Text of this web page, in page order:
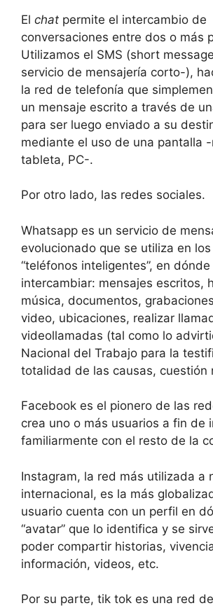
El chat permite el intercambio de
conversaciones entre dos o más
Utilizamos el SMS (short
servicio de mensajería corto-),
la red de telefonía que
un mensaje escrito a través de
para ser luego enviado a su
mediante el uso de una pantalla
tableta, PC-.
Por otro lado, las redes sociales.
Whatsapp es un servicio de
evolucionado que se utiliza en
“teléfonos inteligentes”, en
intercambiar: mensajes escritos,
música, documentos,
video, ubicaciones, realizar
videollamadas (tal como lo
Nacional del Trabajo para la
totalidad de las causas, cuestión
Facebook es el pionero de las
crea uno o más usuarios a fin de
familiarmente con el resto de la
Instagram, la red más utilizada a
internacional, es la más
usuario cuenta con un perfil en
“avatar” que lo identifica y se
poder compartir historias,
información, videos, etc.
Por su parte, tik tok es una red